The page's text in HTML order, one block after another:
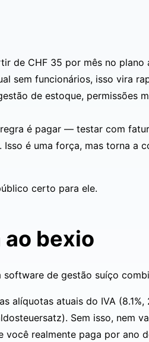
de CHF 35 por mês no plano
sem funcionários, isso vira
de estoque, permissões
é pagar — testar com
é uma força, mas torna a
certo para ele.
ao bexio
de gestão suíço
alíquotas atuais do IVA
Sem isso, nem
realmente paga por ano